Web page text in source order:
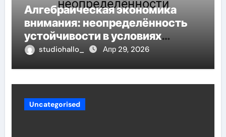
Алгебраическая экономика
внимания: неопределённость
устойчивости в условиях
неопределённости
studiohallo_ Апр 29, 2026
Uncategorised